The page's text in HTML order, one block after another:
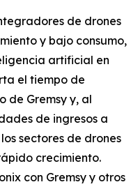
de drones
y bajo consumo,
artificial en
el tiempo de
de Gremsy y, al
de ingresos a
sectores de drones
crecimiento.
con Gremsy y otros